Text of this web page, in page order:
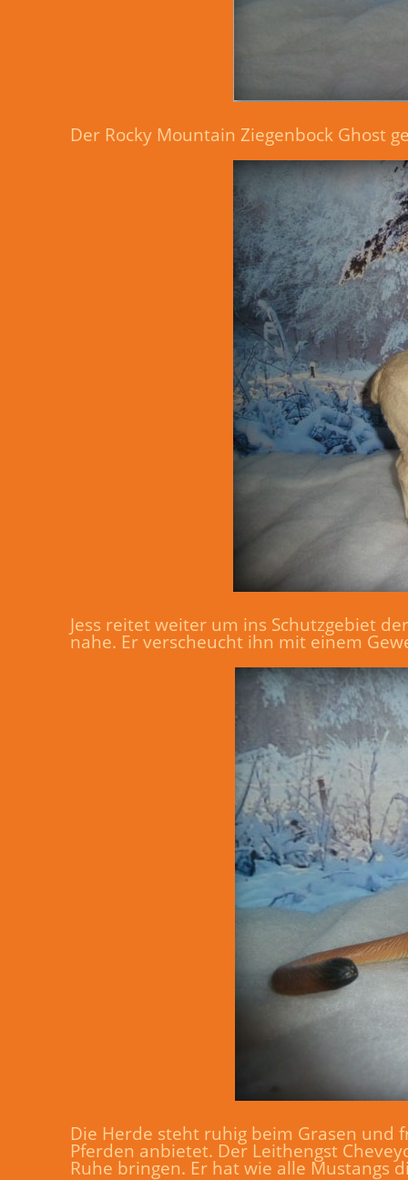
Der Rocky Mountain Ziegenbock Ghost
Jess reitet weiter um ins Schutzgebiet
nahe. Er verscheucht ihn mit einem
Die Herde steht ruhig beim Grasen und
Pferden anbietet. Der Leithengst
Ruhe bringen. Er hat wie alle Mustangs